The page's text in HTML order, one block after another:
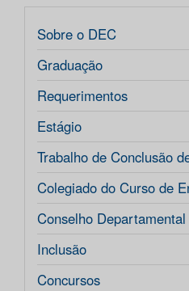
Sobre o DEC
Graduação
Requerimentos
Estágio
Trabalho de Conclusão
Colegiado do Curso de
Conselho Departamental
Inclusão
Concursos